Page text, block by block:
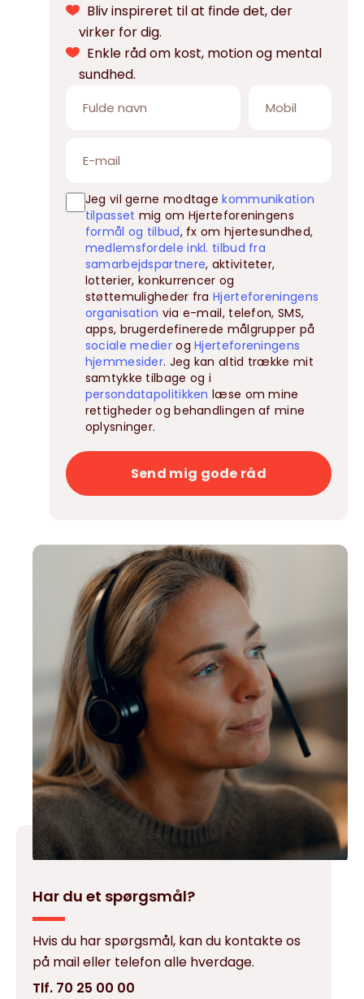
Bliv inspireret til at finde det, der
virker for dig.
Enkle råd om kost, motion og mental
sundhed.
Jeg vil gerne modtagekommunikation
tilpasset mig om Hjerteforeningens
formål og tilbud, fx om hjertesundhed,
medlemsfordele inkl. tilbud fra
samarbejdspartnere, aktiviteter,
lotterier, konkurrencer og
støttemuligheder fraHjerteforeningens
organisation via e-mail, telefon, SMS,
apps, brugerdefinerede målgrupper på
sociale medierogHjerteforeningens
hjemmesider. Jeg kan altid trække mit
samtykke tilbage og i
persondatapolitikken læse om mine
rettigheder og behandlingen af mine
oplysninger.
Send mig gode råd
Har du et spørgsmål?
Hvis du har spørgsmål, kan du kontakte os
på mail eller telefon alle hverdage.
Tlf. 70 25 00 00